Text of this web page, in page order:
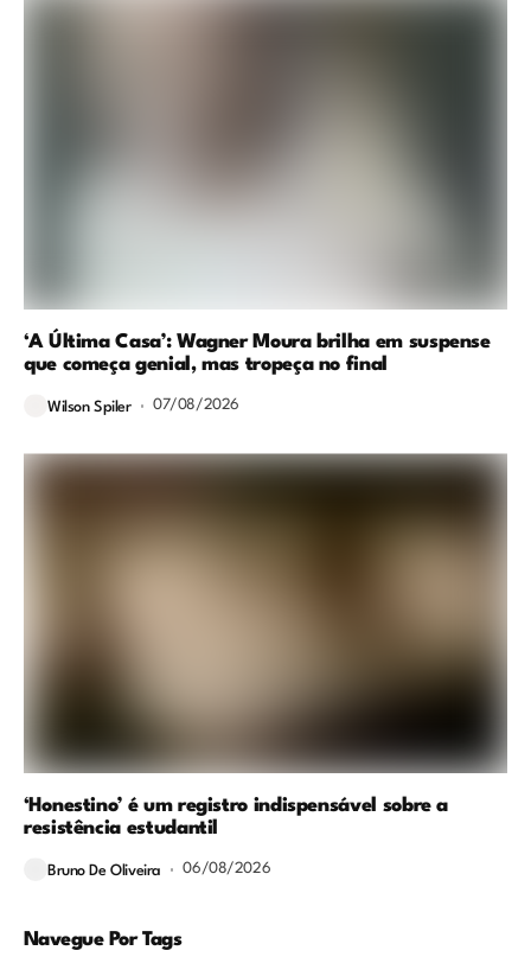
‘A Última Casa’: Wagner Moura brilha em suspense
que começa genial, mas tropeça no final
Wilson Spiler 07/08/2026
‘Honestino’ é um registro indispensável sobre a
resistência estudantil
Bruno De Oliveira 06/08/2026
Navegue Por Tags